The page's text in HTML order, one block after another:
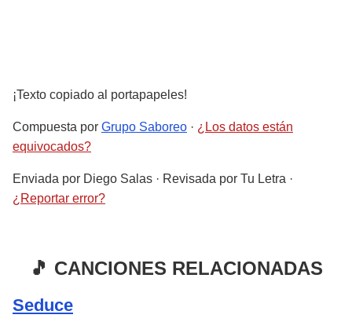
¡Texto copiado al portapapeles!
Compuesta por Grupo Saboreo · ¿Los datos están
equivocados?
Enviada por Diego Salas · Revisada por Tu Letra ·
¿Reportar error?
🎵 CANCIONES RELACIONADAS
Seduce